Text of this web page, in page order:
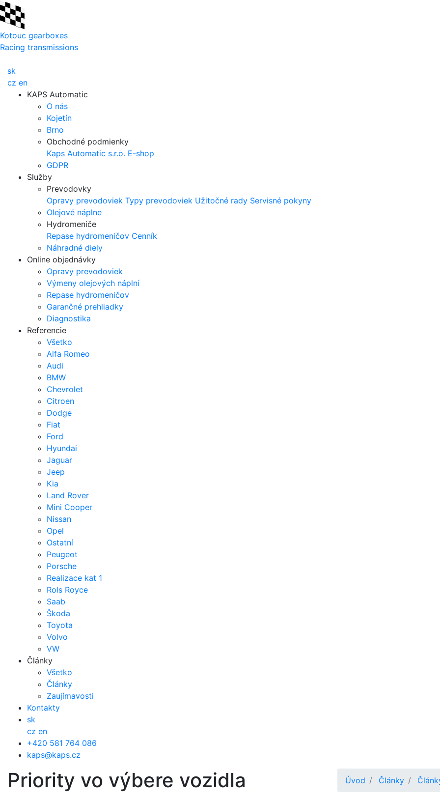
Kotouc gearboxes
Racing transmissions
sk
cz en
KAPS Automatic
O nás
Kojetín
Brno
Obchodné podmienky
Kaps Automatic s.r.o. E-shop
GDPR
Služby
Prevodovky
Opravy prevodoviek Typy prevodoviek Užitočné rady Servisné pokyny
Olejové náplne
Hydromeniče
Repase hydromeničov Cenník
Náhradné diely
Online objednávky
Opravy prevodoviek
Výmeny olejových náplní
Repase hydromeničov
Garančné prehliadky
Diagnostika
Referencie
Všetko
Alfa Romeo
Audi
BMW
Chevrolet
Citroen
Dodge
Fiat
Ford
Hyundai
Jaguar
Jeep
Kia
Land Rover
Mini Cooper
Nissan
Opel
Ostatní
Peugeot
Porsche
Realizace kat 1
Rols Royce
Saab
Škoda
Toyota
Volvo
VW
Články
Všetko
Články
Zaujímavosti
Kontakty
sk
cz en
+420 581 764 086
kaps@kaps.cz
Priority vo výbere vozidla Úvod Články